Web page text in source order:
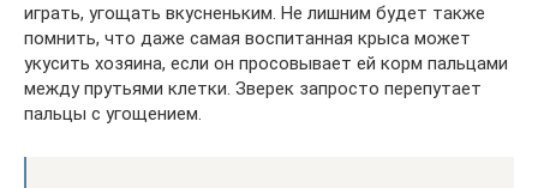
играть, угощать вкусненьким. Не лишним будет также
помнить, что даже самая воспитанная крыса может
укусить хозяина, если он просовывает ей корм пальцами
между прутьями клетки. Зверек запросто перепутает
пальцы с угощением.